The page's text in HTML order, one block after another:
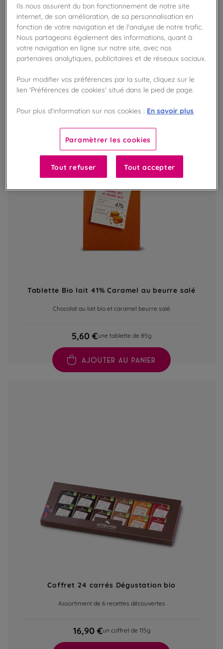
Dites-lui avec gourmandise !
14,90 €un message en chocolat de 80g
AJOUTER AU PANIER
Tablette Bio lait 41% Caramel au beurre salé
Chocolat au lait bio et caramel beurre salé
5,60 €une tablette de 85g
AJOUTER AU PANIER
Coffret 24 carrés Dégustation bio
Assortiment de 6 recettes découvertes
16,90 €un coffret de 115g
Ils nous assurent du bon fonctionnement de notre site
internet, de son amélioration, de sa personnalisation en
fonction de votre navigation et de l'analyse de notre trafic.
Nous partageons également des informations, quant à
votre navigation en ligne sur notre site, avec nos
partenaires analytiques, publicitaires et de réseaux sociaux.
Pour modifier vos préférences par la suite, cliquez sur le
lien 'Préférences de cookies' situé dans le pied de page.
Pour plus d’information sur nos cookies : En savoir plus
Paramètrer les cookies
Tout refuser Tout accepter